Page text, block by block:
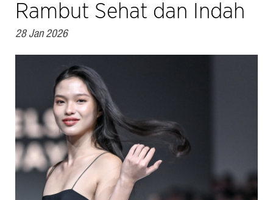
Rambut Sehat dan Indah
28 Jan 2026